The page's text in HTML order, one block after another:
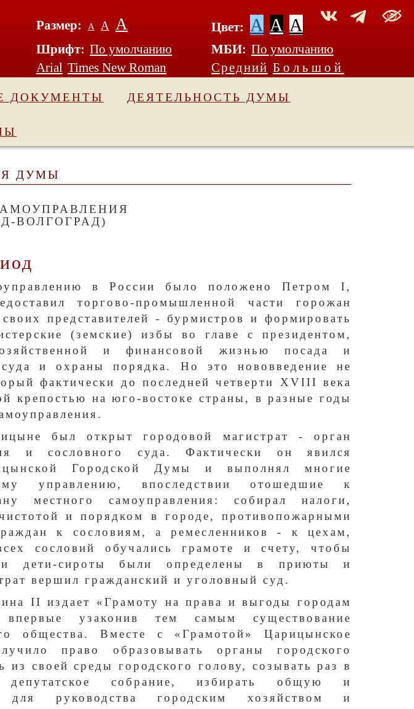
Размер: А А А Цвет: A A A
Шрифт: По умолчанию
Arial Times New Roman
МБИ: По умолчанию
Средний Большой
ДОКУМЕНТЫ ДЕЯТЕЛЬНОСТЬ ДУМЫ
ДУМЫ
ВОЛГОГРАД)
в России было положено Петром I,
торгово-промышленной части горожан
представителей - бурмистров и формировать
(земские) избы во главе с президентом,
и финансовой жизнью посада и
суда и охраны порядка. Но это нововведение не
фактически до последней четверти XVIII века
крепостью на юго-востоке страны, в разные годы
был открыт городовой магистрат - орган
и сословного суда. Фактически он явился
Городской Думы и выполнял многие
управлению, впоследствии отошедшие к
местного самоуправления: собирал налоги,
и порядком в городе, противопожарными
к сословиям, а ремесленников - к цехам,
сословий обучались грамоте и счету, чтобы
и дети-сироты были определены в приюты и
вершил гражданский и уголовный суд.
II издает «Грамоту на права и выгоды городам
впервые узаконив тем самым существование
общества. Вместе с «Грамотой» Царицынское
право образовывать органы городского
из своей среды городского голову, созывать раз в
собрание, избирать общую и
для руководства городским хозяйством и